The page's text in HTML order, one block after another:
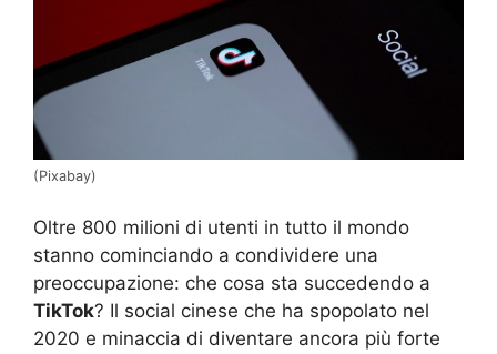
(Pixabay)
Oltre 800 milioni di utenti in tutto il mondo
stanno cominciando a condividere una
preoccupazione: che cosa sta succedendo a
TikTok? Il social cinese che ha spopolato nel
2020 e minaccia di diventare ancora più forte